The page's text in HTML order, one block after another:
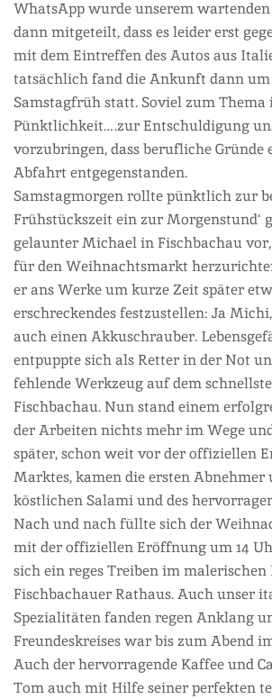
WhatsApp wurde unserem
dann mitgeteilt, dass es leider erst
mit dem Eintreffen des Autos aus
tatsächlich fand die Ankunft dann
Samstagfrüh statt. Soviel zum
Pünktlichkeit….zur Entschuldigung
vorzubringen, dass berufliche Gründe
Abfahrt entgegenstanden.
Samstagmorgen rollte pünktlich zur
Frühstückszeit ein zur Morgenstund‘
gelaunter Michael in Fischbachau
für den Weihnachtsmarkt
er ans Werke um kurze Zeit später
erschreckendes festzustellen: Ja
auch einen Akkuschrauber.
entpuppte sich als Retter in der Not
fehlende Werkzeug auf dem
Fischbachau. Nun stand einem
der Arbeiten nichts mehr im Wege
später, schon weit vor der offiziellen
Marktes, kamen die ersten Abnehmer
köstlichen Salami und des
Nach und nach füllte sich der
mit der offiziellen Eröffnung um 14
sich ein reges Treiben im
Fischbachauer Rathaus. Auch unser
Spezialitäten fanden regen Anklang
Freundeskreises war bis zum Abend
Auch der hervorragende Kaffee und
Tom auch mit Hilfe seiner perfekten